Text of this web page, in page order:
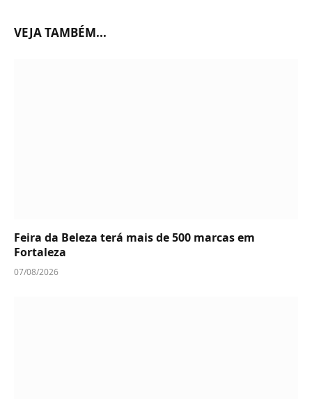
VEJA TAMBÉM...
Feira da Beleza terá mais de 500 marcas em
Fortaleza
07/08/2026